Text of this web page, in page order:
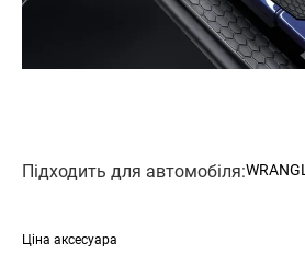
Підходить для автомобіля:
Ціна аксесуара